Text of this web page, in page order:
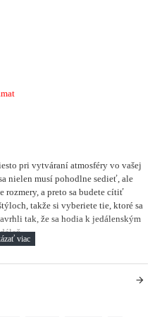
pri vytváraní atmosféry vo vašej
nielen musí pohodlne sedieť, ale
rozmery, a preto sa budete cítiť
takže si vyberiete tie, ktoré sa
tak, že sa hodia k jedálenským